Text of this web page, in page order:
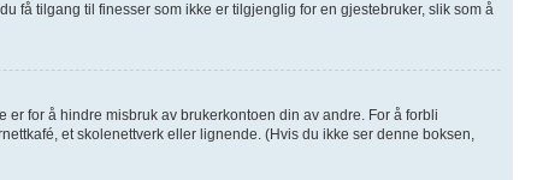
få tilgang til finesser som ikke er tilgjenglig for en gjestebruker, slik som å
for å hindre misbruk av brukerkontoen din av andre. For å forbli
et skolenettverk eller lignende. (Hvis du ikke ser denne boksen,